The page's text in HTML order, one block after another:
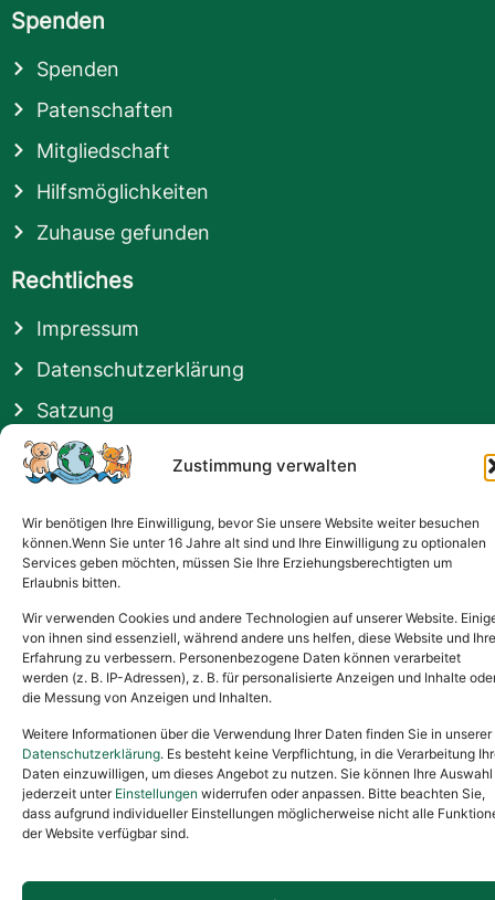
Zustimmung verwalten
Wir benötigen Ihre Einwilligung, bevor Sie unsere Website weiter besuchen
können.Wenn Sie unter 16 Jahre alt sind und Ihre Einwilligung zu optionalen
Services geben möchten, müssen Sie Ihre Erziehungsberechtigten um
Erlaubnis bitten.
Wir verwenden Cookies und andere Technologien auf unserer Website.
von ihnen sind essenziell, während andere uns helfen, diese Website und Ihre
Erfahrung zu verbessern. Personenbezogene Daten können verarbeitet
werden (z. B. IP-Adressen), z. B. für personalisierte Anzeigen und Inhalte
die Messung von Anzeigen und Inhalten.
Weitere Informationen über die Verwendung Ihrer Daten finden Sie in unserer
Datenschutzerklärung. Es besteht keine Verpflichtung, in die Verarbeitung
Daten einzuwilligen, um dieses Angebot zu nutzen. Sie können Ihre Auswahl
jederzeit unter Einstellungen widerrufen oder anpassen. Bitte beachten Sie,
dass aufgrund individueller Einstellungen möglicherweise nicht alle
der Website verfügbar sind.
Spenden
Spenden
Patenschaften
Mitgliedschaft
Hilfsmöglichkeiten
Zuhause gefunden
Rechtliches
Impressum
Datenschutzerklärung
Satzung
Vermittlung & Gebühren